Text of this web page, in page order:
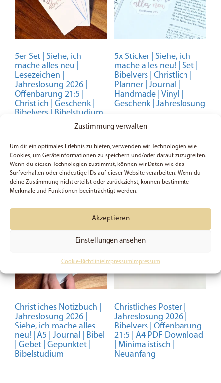
Zustimmung verwalten
Um dir ein optimales Erlebnis zu bieten, verwenden wir Technologien wie
Cookies, um Geräteinformationen zu speichern und/oder darauf zuzugreifen.
Wenn du diesen Technologien zustimmst, können wir Daten wie das
Surfverhalten oder eindeutige IDs auf dieser Website verarbeiten. Wenn du
deine Zustimmung nicht erteilst oder zurückziehst, können bestimmte
Merkmale und Funktionen beeinträchtigt werden.
Akzeptieren
Einstellungen ansehen
Cookie-RichtlinieImpressum Impressum
5er Set | Siehe, ich
mache alles neu |
Lesezeichen |
Jahreslosung 2026 |
Offenbarung 21:5 |
Christlich | Geschenk |
Bibelvers | Bibelstudium
In den Warenkorb
5x Sticker | Siehe, ich
mache alles neu! | Set |
Bibelvers | Christlich |
Planner | Journal |
Handmade | Vinyl |
Geschenk | Jahreslosung
In den Warenkorb
Christliches Notizbuch |
Jahreslosung 2026 |
Siehe, ich mache alles
neu! | A5 | Journal | Bibel
| Gebet | Gepunktet |
Bibelstudium
Christliches Poster |
Jahreslosung 2026 |
Bibelvers | Offenbarung
21:5 | A4 PDF Download
| Minimalistisch |
Neuanfang